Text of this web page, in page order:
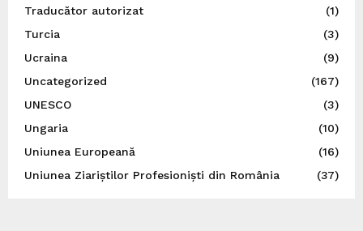
Traducător autorizat
(1)
Turcia
(3)
Ucraina
(9)
Uncategorized
(167)
UNESCO
(3)
Ungaria
(10)
Uniunea Europeană
(16)
Uniunea Ziariștilor Profesioniști din România
(37)